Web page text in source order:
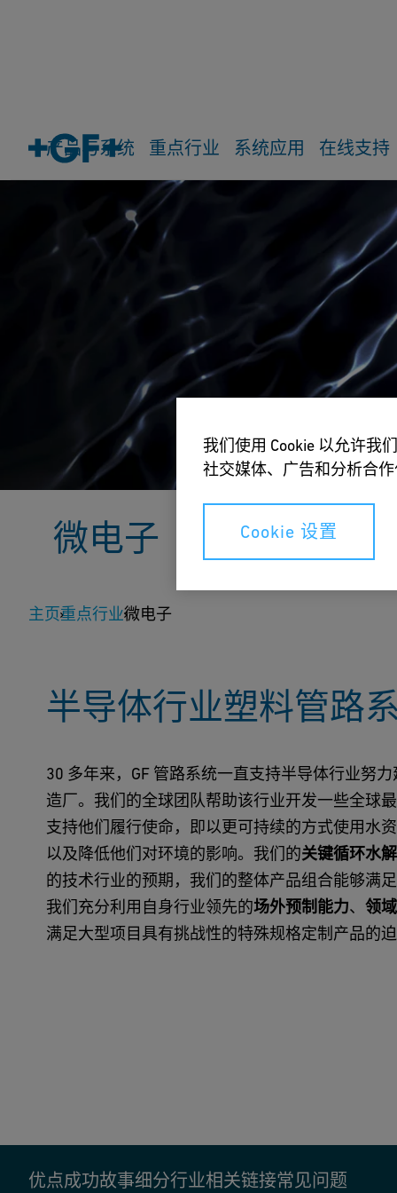
产品与系统 重点行业 系统应用 在线支持
微电子
超纯系统——微电子工厂的关键任务水循环处理
主页重点行业微电子
半导体行业塑料管路
30 多年来，GF 管路系统一直支持半导体行业努
造厂。我们的全球团队帮助该行业开发一些全球
支持他们履行使命，即以更可持续的方式使用水
以及降低他们对环境的影响。我们的关键循环水
的技术行业的预期，我们的整体产品组合能够满
我们充分利用自身行业领先的场外预制能力、 领
满足大型项目具有挑战性的特殊规格定制产品的
优点成功故事细分行业相关链接常见问题
我们使用 Cookie 以允许我
社交媒体、广告和分析合
Cookie 设置